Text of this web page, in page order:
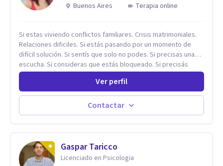
Buenos Aires
Terapia online
Si estas viviendo conflictos familiares. Crisis matrimoniales.
Relaciones dificiles. Si estás pasando por un momento de
difícil solución. Si sentís que solo no podes. Si precisas una
escucha. Si consideras que estás bloqueado. Si precisás
comprensión. Si no logras definir proyectos, objetivos,
sueños, deseos. Si pensás que lo que te pasa no es tan
grave, pero podría ayudar. Si estás en adicciones y tu
intención es hacer algo con lo que te está pasando. No dudes
en comunicarte a fin de comenzar a resolver la situación que
Ver perfil
Contactar
Gaspar Taricco
Licenciado en Psicologia